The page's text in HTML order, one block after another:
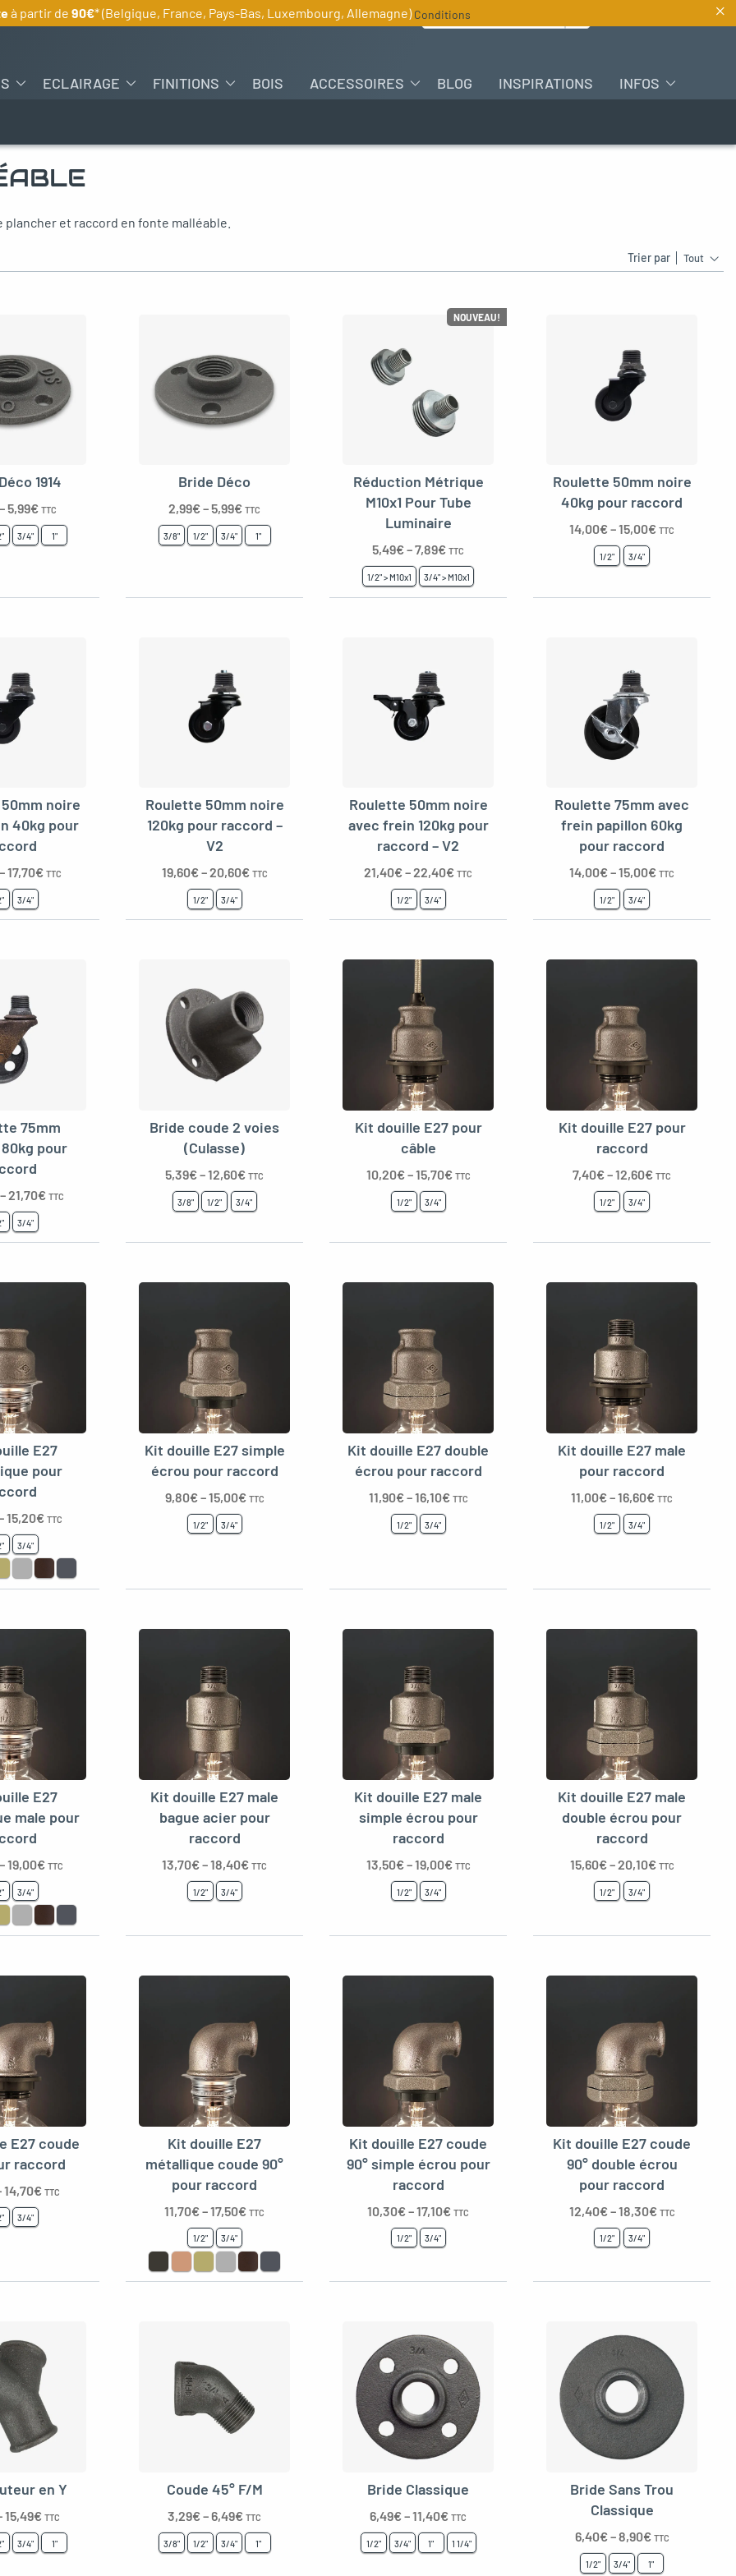
FR Rechercher :
ECLAIRAGE FINITIONS BOIS ACCESSOIRES BLOG INSPIRATIONS INFOS
plancher et raccord en fonte malléable.
Trier par Tout
1914
–5,99€ TTC
3/4" 1"
Bride Déco
2,99€–5,99€ TTC
3/8" 1/2" 3/4" 1"
NOUVEAU!
Réduction Métrique
M10x1 Pour Tube
Luminaire
5,49€–7,89€ TTC
1/2" > M10x1 3/4" > M10x1
Roulette 50mm noire
40kg pour raccord
14,00€–15,00€ TTC
1/2" 3/4"
noire
40kg pour
–17,70€ TTC
3/4"
Roulette 50mm noire
120kg pour raccord –
V2
19,60€–20,60€ TTC
1/2" 3/4"
Roulette 50mm noire
avec frein 120kg pour
raccord – V2
21,40€–22,40€ TTC
1/2" 3/4"
Roulette 75mm avec
frein papillon 60kg
pour raccord
14,00€–15,00€ TTC
1/2" 3/4"
75mm
pour
–21,70€ TTC
3/4"
Bride coude 2 voies
(Culasse)
5,39€–12,60€ TTC
3/8" 1/2" 3/4"
Kit douille E27 pour
câble
10,20€–15,70€ TTC
1/2" 3/4"
Kit douille E27 pour
raccord
7,40€–12,60€ TTC
1/2" 3/4"
E27
pour
15,20€ TTC
3/4"
Kit douille E27 simple
écrou pour raccord
9,80€–15,00€ TTC
1/2" 3/4"
Kit douille E27 double
écrou pour raccord
11,90€–16,10€ TTC
1/2" 3/4"
Kit douille E27 male
pour raccord
11,00€–16,60€ TTC
1/2" 3/4"
E27
male pour
19,00€ TTC
3/4"
Kit douille E27 male
bague acier pour
raccord
13,70€–18,40€ TTC
1/2" 3/4"
Kit douille E27 male
simple écrou pour
raccord
13,50€–19,00€ TTC
1/2" 3/4"
Kit douille E27 male
double écrou pour
raccord
15,60€–20,10€ TTC
1/2" 3/4"
E27 coude
raccord
14,70€ TTC
3/4"
Kit douille E27
métallique coude 90°
pour raccord
11,70€–17,50€ TTC
1/2" 3/4"
Kit douille E27 coude
90° simple écrou pour
raccord
10,30€–17,10€ TTC
1/2" 3/4"
Kit douille E27 coude
90° double écrou
pour raccord
12,40€–18,30€ TTC
1/2" 3/4"
en Y
15,49€ TTC
3/4" 1"
Coude 45° F/M
3,29€–6,49€ TTC
3/8" 1/2" 3/4" 1"
Bride Classique
6,49€–11,40€ TTC
1/2" 3/4" 1" 1 1/4"
Bride Sans Trou
Classique
6,40€–8,90€ TTC
1/2" 3/4" 1"
à partir de 90€* (Belgique, France, Pays-Bas, Luxembourg, Allemagne)Conditions ×